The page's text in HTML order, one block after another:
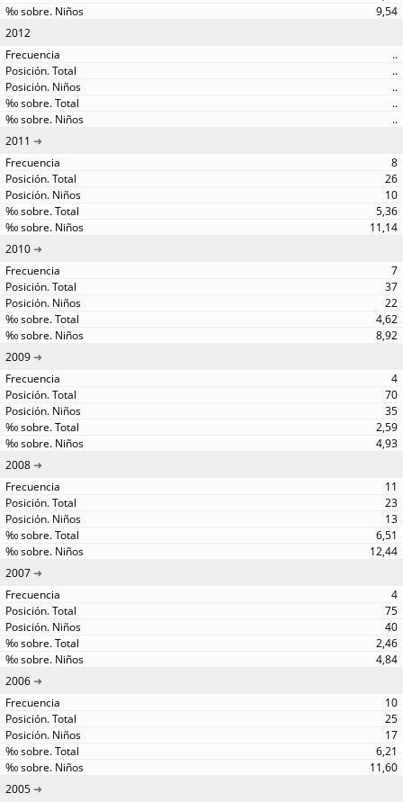
9,54
2012
..
..
..
..
..
2011
8
26
10
5,36
11,14
2010
7
37
22
4,62
8,92
2009
4
70
35
2,59
4,93
2008
11
23
13
6,51
12,44
2007
4
75
40
2,46
4,84
2006
10
25
17
6,21
11,60
2005